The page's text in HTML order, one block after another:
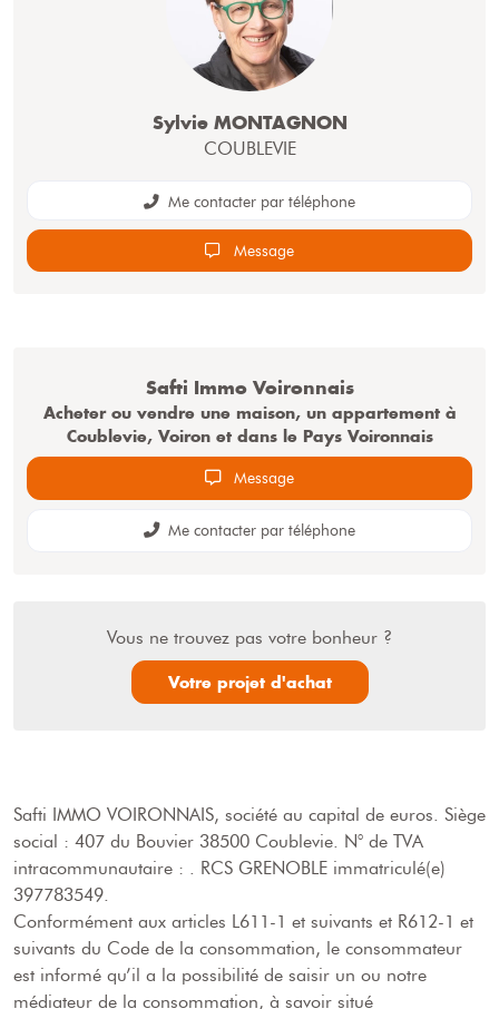
Sylvie MONTAGNON
COUBLEVIE
Me contacter par téléphone
Message
Safti Immo Voironnais
Acheter ou vendre une maison, un appartement à
Coublevie, Voiron et dans le Pays Voironnais
Message
Me contacter par téléphone
Vous ne trouvez pas votre bonheur ?
Votre projet d'achat
Safti IMMO VOIRONNAIS, société au capital de euros. Siège
social : 407 du Bouvier 38500 Coublevie. N° de TVA
intracommunautaire : . RCS GRENOBLE immatriculé(e)
397783549.
Conformément aux articles L611-1 et suivants et R612-1 et
suivants du Code de la consommation, le consommateur
est informé qu’il a la possibilité de saisir un ou notre
médiateur de la consommation, à savoir situé